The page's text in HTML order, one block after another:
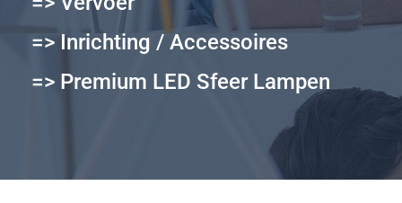
=> Inrichting / Accessoires
=> Premium LED Sfeer Lampen